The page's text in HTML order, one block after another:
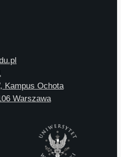
Kampus Ochota
Warszawa